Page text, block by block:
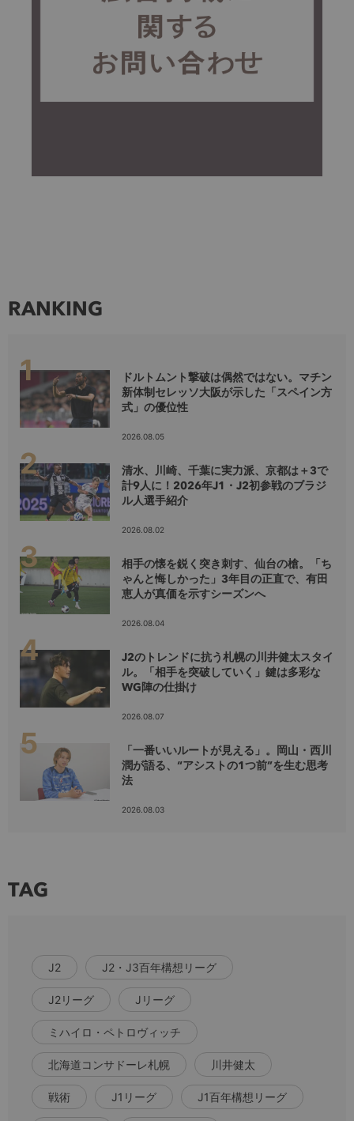
RANKING
ドルトムント撃破は偶然ではない。マチン
新体制セレッソ大阪が示した「スペイン方
式」の優位性
2026.08.05
清水、川崎、千葉に実力派、京都は＋3で
計9人に！2026年J1・J2初参戦のブラジ
ル人選手紹介
2026.08.02
相手の懐を鋭く突き刺す、仙台の槍。「ち
ゃんと悔しかった」3年目の正直で、有田
恵人が真価を示すシーズンへ
2026.08.04
J2のトレンドに抗う札幌の川井健太スタイ
ル。「相手を突破していく」鍵は多彩な
WG陣の仕掛け
2026.08.07
「一番いいルートが見える」。岡山・西川
潤が語る、“アシストの1つ前”を生む思考
法
2026.08.03
TAG
J2 J2・J3百年構想リーグ
J2リーグ Jリーグ
ミハイロ・ペトロヴィッチ
北海道コンサドーレ札幌 川井健太
戦術 J1リーグ J1百年構想リーグ